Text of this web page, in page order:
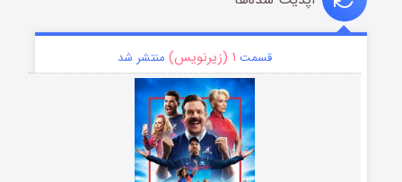
قسمت ۱ (زیرنویس) منتشر شد